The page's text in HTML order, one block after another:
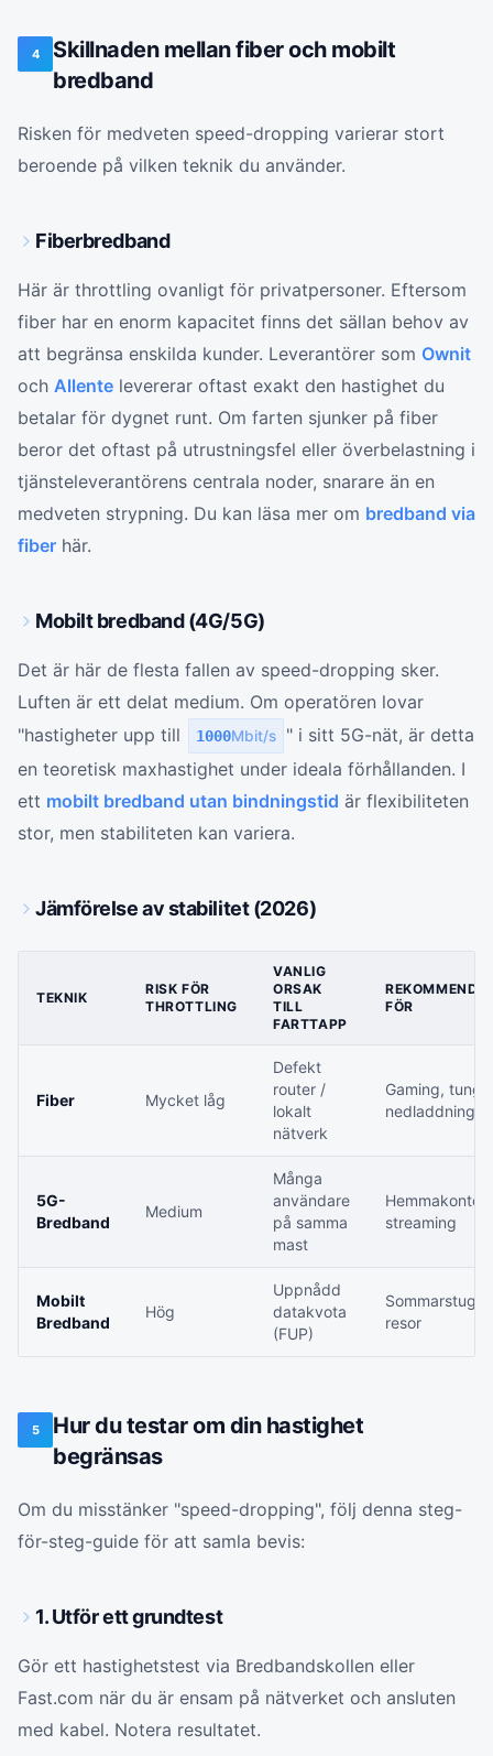
4
Skillnaden mellan fiber och mobilt
bredband
Risken för medveten speed-dropping varierar stort
beroende på vilken teknik du använder.
Fiberbredband
Här är throttling ovanligt för privatpersoner. Eftersom
fiber har en enorm kapacitet finns det sällan behov av
att begränsa enskilda kunder. Leverantörer som Ownit
och Allente levererar oftast exakt den hastighet du
betalar för dygnet runt. Om farten sjunker på fiber
beror det oftast på utrustningsfel eller överbelastning i
tjänsteleverantörens centrala noder, snarare än en
medveten strypning. Du kan läsa mer om bredband via
fiber här.
Mobilt bredband (4G/5G)
Det är här de flesta fallen av speed-dropping sker.
Luften är ett delat medium. Om operatören lovar
"hastigheter upp till
1000Mbit/s
" i sitt 5G-nät, är detta
en teoretisk maxhastighet under ideala förhållanden. I
ett mobilt bredband utan bindningstid är flexibiliteten
stor, men stabiliteten kan variera.
Jämförelse av stabilitet (2026)
TEKNIK
RISK FÖR
THROTTLING
VANLIG
ORSAK
TILL
FARTTAPP
FÖR
Fiber Mycket låg
Defekt
router /
lokalt
nätverk
Gaming, tunga
nedladdningar
5G-
Bredband
Medium
Många
användare
på samma
mast
Hemmakontor,
streaming
Mobilt
Bredband
Hög
Uppnådd
datakvota
(FUP)
resor
5
Hur du testar om din hastighet
begränsas
Om du misstänker "speed-dropping", följ denna steg-
för-steg-guide för att samla bevis:
1. Utför ett grundtest
Gör ett hastighetstest via Bredbandskollen eller
Fast.com när du är ensam på nätverket och ansluten
med kabel. Notera resultatet.